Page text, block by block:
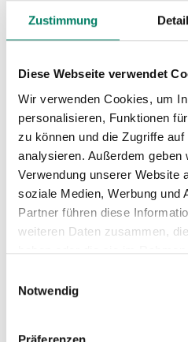
Zustimmung
Diese Webseite verwendet
Wir verwenden Cookies, um
personalisieren, Funktionen
zu können und die Zugriffe
analysieren. Außerdem
Verwendung unserer Website
soziale Medien, Werbung und
Partner führen diese
weiteren Daten zusammen,
Notwendig
Präferenzen
Next departures
(S)